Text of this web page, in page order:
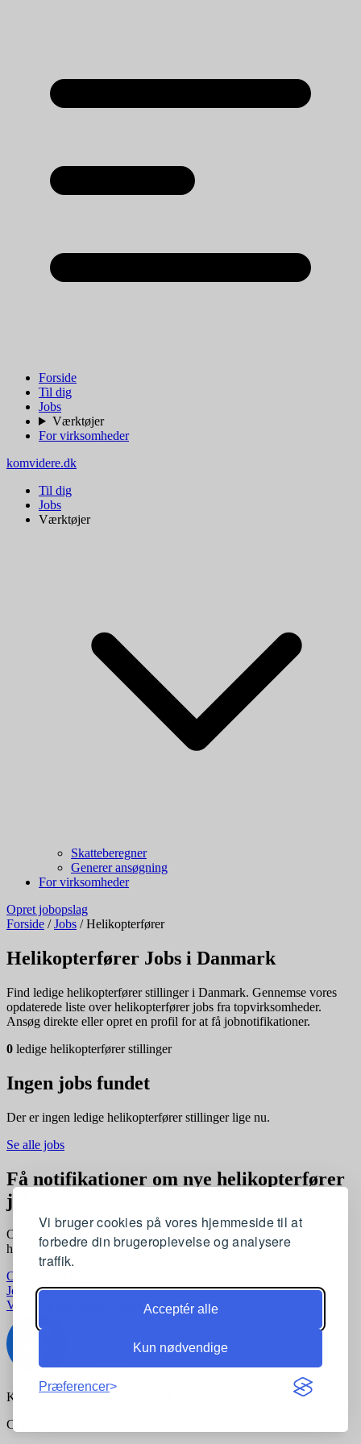
Vi bruger cookies på vores hjemmeside til at
forbedre din brugeroplevelse og analysere
traffik.
Acceptér alle
Kun nødvendige
Præferencer
Forside
Til dig
Jobs
Værktøjer
For virksomheder
komvidere.dk
Til dig
Jobs
Værktøjer
Skatteberegner
Generer ansøgning
For virksomheder
Opret jobopslag
Forside / Jobs / Helikopterfører
Helikopterfører Jobs i Danmark
Find ledige helikopterfører stillinger i Danmark. Gennemse vores
opdaterede liste over helikopterfører jobs fra topvirksomheder.
Ansøg direkte eller opret en profil for at få jobnotifikationer.
0 ledige helikopterfører stillinger
Ingen jobs fundet
Der er ingen ledige helikopterfører stillinger lige nu.
Se alle jobs
Få notifikationer om nye helikopterfører
jobs
Opret en profil og få automatisk besked, når der kommer nye
helikopterfører stillinger, der matcher dine præferencer
Opret profil gratis
Jobkategorier Joblokationer For virksomheder
Vilkår og betingelser
Privatlivspolitik
Kontakt:support@komvidere.dk
Copyright © 2026 komvidere.dk. Alle rettigheder forbeholdes.